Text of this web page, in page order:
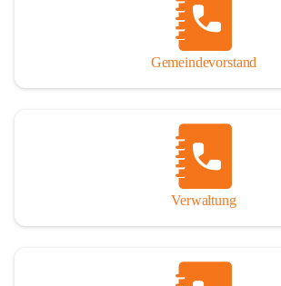
Gemeindevorstand
Verwaltung